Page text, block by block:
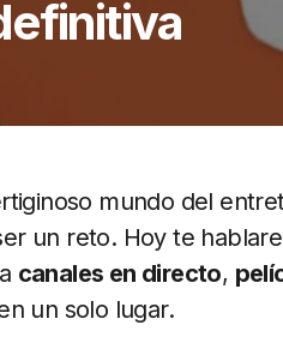
mundo del
un reto. Hoy te
canales en directo,
un solo lugar.